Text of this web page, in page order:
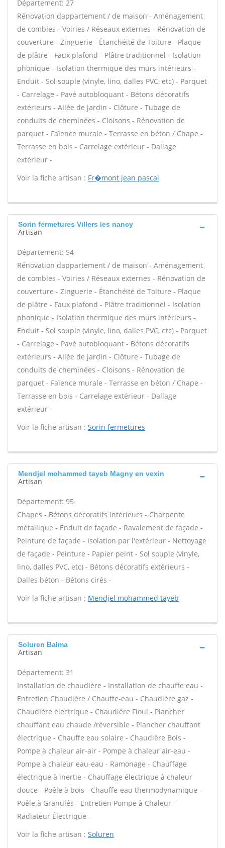
Département: 27
Rénovation dappartement / de maison - Aménagement
de combles - Voiries / Réseaux externes - Rénovation de
couverture - Zinguerie - Étanchéité de Toiture - Plaque
de plâtre - Faux plafond - Plâtre traditionnel - Isolation
phonique - Isolation thermique des murs intérieurs -
Enduit - Sol souple (vinyle, lino, dalles PVC, etc) - Parquet
- Carrelage - Pavé autobloquant - Bétons décoratifs
extérieurs - Allée de jardin - Clôture - Tubage de
conduits de cheminées - Cloisons - Rénovation de
parquet - Faïence murale - Terrasse en béton / Chape -
Terrasse en bois - Carrelage extérieur - Dallage
extérieur -
Voir la fiche artisan : Fr�mont jean pascal
Sorin fermetures Villers les nancy
Artisan
Département: 54
Rénovation dappartement / de maison - Aménagement
de combles - Voiries / Réseaux externes - Rénovation de
couverture - Zinguerie - Étanchéité de Toiture - Plaque
de plâtre - Faux plafond - Plâtre traditionnel - Isolation
phonique - Isolation thermique des murs intérieurs -
Enduit - Sol souple (vinyle, lino, dalles PVC, etc) - Parquet
- Carrelage - Pavé autobloquant - Bétons décoratifs
extérieurs - Allée de jardin - Clôture - Tubage de
conduits de cheminées - Cloisons - Rénovation de
parquet - Faïence murale - Terrasse en béton / Chape -
Terrasse en bois - Carrelage extérieur - Dallage
extérieur -
Voir la fiche artisan : Sorin fermetures
Mendjel mohammed tayeb Magny en vexin
Artisan
Département: 95
Chapes - Bétons décoratifs intérieurs - Charpente
métallique - Enduit de façade - Ravalement de façade -
Peinture de façade - Isolation par l'extérieur - Nettoyage
de façade - Peinture - Papier peint - Sol souple (vinyle,
lino, dalles PVC, etc) - Bétons décoratifs extérieurs -
Dalles béton - Bétons cirés -
Voir la fiche artisan : Mendjel mohammed tayeb
Soluren Balma
Artisan
Département: 31
Installation de chaudière - Installation de chauffe eau -
Entretien Chaudière / Chauffe-eau - Chaudière gaz -
Chaudière électrique - Chaudière Fioul - Plancher
chauffant eau chaude /réversible - Plancher chauffant
électrique - Chauffe eau solaire - Chaudière Bois -
Pompe à chaleur air-air - Pompe à chaleur air-eau -
Pompe à chaleur eau-eau - Ramonage - Chauffage
électrique à inertie - Chauffage électrique à chaleur
douce - Poêle à bois - Chauffe-eau thermodynamique -
Poêle à Granulés - Entretien Pompe à Chaleur -
Radiateur Électrique -
Voir la fiche artisan : Soluren